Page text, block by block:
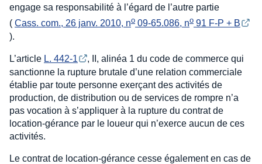
engage sa responsabilité à l’égard de l’autre partie
( Cass. com., 26 janv. 2010, no 09-65.086, no 91 F-P + B
).
L’article L. 442-1
, II, alinéa 1 du code de commerce qui
sanctionne la rupture brutale d’une relation commerciale
établie par toute personne exerçant des activités de
production, de distribution ou de services de rompre n’a
pas vocation à s’appliquer à la rupture du contrat de
location-gérance par le loueur qui n’exerce aucun de ces
activités.
Le contrat de location-gérance cesse également en cas de